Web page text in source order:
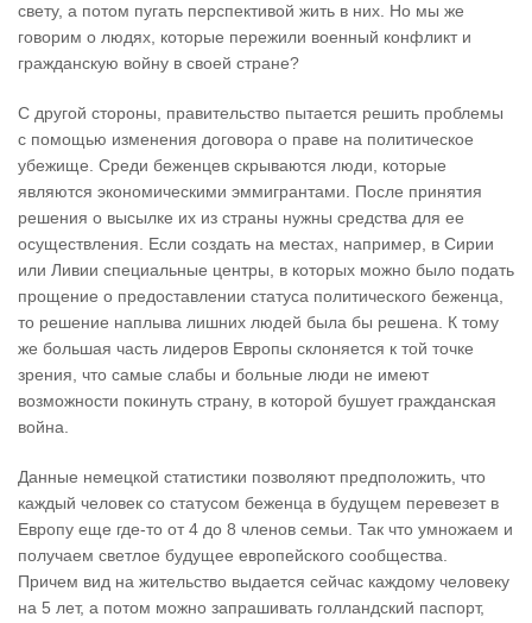
свету, а потом пугать перспективой жить в них. Но мы же
говорим о людях, которые пережили военный конфликт и
гражданскую войну в своей стране?
С другой стороны, правительство пытается решить проблемы
с помощью изменения договора о праве на политическое
убежище. Среди беженцев скрываются люди, которые
являются экономическими эммигрантами. После принятия
решения о высылке их из страны нужны средства для ее
осуществления. Если создать на местах, например, в Сирии
или Ливии специальные центры, в которых можно было подать
прощение о предоставлении статуса политического беженца,
то решение наплыва лишних людей была бы решена. К тому
же большая часть лидеров Европы склоняется к той точке
зрения, что самые слабы и больные люди не имеют
возможности покинуть страну, в которой бушует гражданская
война.
Данные немецкой статистики позволяют предположить, что
каждый человек со статусом беженца в будущем перевезет в
Европу еще где-то от 4 до 8 членов семьи. Так что умножаем и
получаем светлое будущее европейского сообщества.
Причем вид на жительство выдается сейчас каждому человеку
на 5 лет, а потом можно запрашивать голландский паспорт,